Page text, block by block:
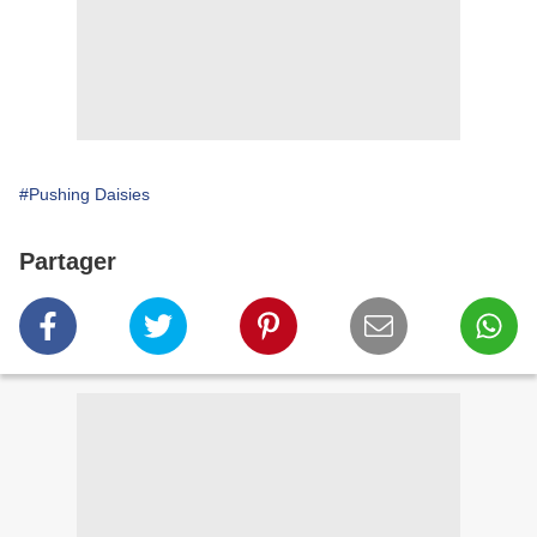
#Pushing Daisies
Partager